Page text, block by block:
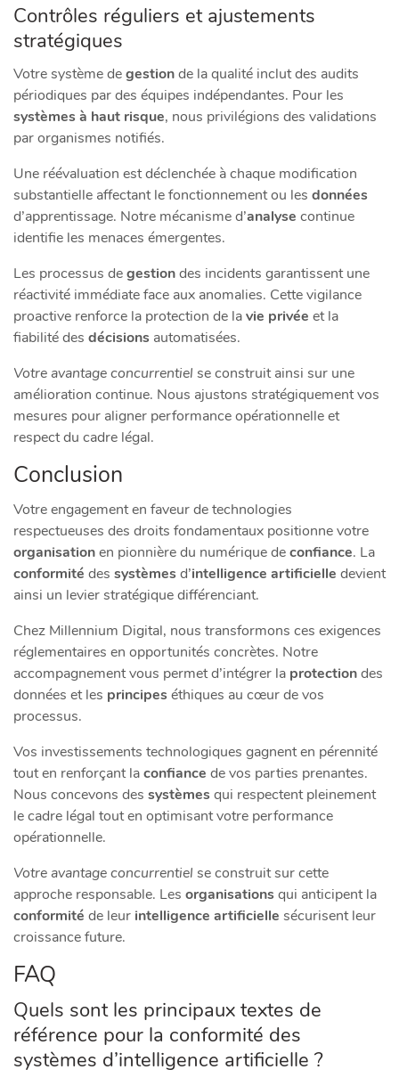
Contrôles réguliers et ajustements
stratégiques
Votre système degestionde la qualité inclut des audits
périodiques par des équipes indépendantes. Pour les
systèmes à haut risque, nous privilégions des validations
par organismes notifiés.
Une réévaluation est déclenchée à chaque modification
substantielle affectant le fonctionnement ou les données
d’apprentissage. Notre mécanisme d’analyse continue
identifie les menaces émergentes.
Les processus degestiondes incidents garantissent une
réactivité immédiate face aux anomalies. Cette vigilance
proactive renforce la protection de lavie privée et la
fiabilité des décisions automatisées.
Votre avantage concurrentiel se construit ainsi sur une
amélioration continue. Nous ajustons stratégiquement vos
mesures pour aligner performance opérationnelle et
respect du cadre légal.
Conclusion
Votre engagement en faveur de technologies
respectueuses des droits fondamentaux positionne votre
organisationen pionnière du numérique deconfiance. La
conformité des systèmesd’intelligence artificielle devient
ainsi un levier stratégique différenciant.
Chez Millennium Digital, nous transformons ces exigences
réglementaires en opportunités concrètes. Notre
accompagnement vous permet d’intégrer la protectiondes
données et les principeséthiques au cœur de vos
processus.
Vos investissements technologiques gagnent en pérennité
tout en renforçant laconfiance de vos parties prenantes.
Nous concevons des systèmesqui respectent pleinement
le cadre légal tout en optimisant votre performance
opérationnelle.
Votre avantage concurrentiel se construit sur cette
approche responsable. Les organisationsqui anticipent la
conformité de leur intelligence artificielle sécurisent leur
croissance future.
FAQ
Quels sont les principaux textes de
référence pour la conformité des
systèmes d’intelligence artificielle ?